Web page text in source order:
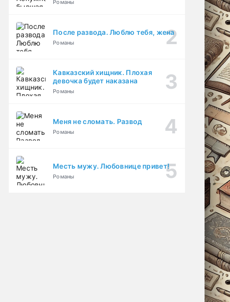
Романы
После развода. Люблю тебя, жена
Романы
Кавказский хищник. Плохая
девочка будет наказана
Романы
Меня не сломать. Развод
Романы
Месть мужу. Любовнице привет!
Романы